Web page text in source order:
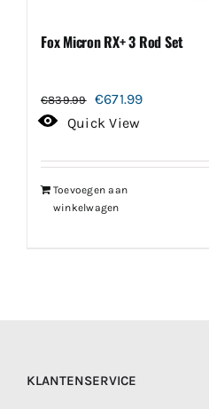
Fox Micron RX+ 3 Rod Set
€839.99
Oorspronkelijke
prijs
€839.99.
€671.99Huidige
€671.99.
Quick View
Toevoegen aan
winkelwagen
KLANTENSERVICE